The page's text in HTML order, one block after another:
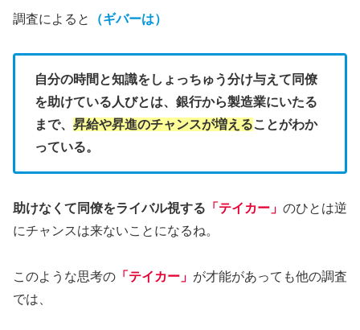
調査によると （ギバーは）
自分の時間と知識をしょっちゅう分け与えて同僚
を助けている人びとは、銀行から製造業にいたる
まで、 昇給や昇進のチャンスが増えることがわか
っている。
助けなくて同僚をライバル視する 「テイカー」 のひとは逆
にチャンスは来ないことになるね。
このような思考の 「テイカー」 が才能があっても他の調査
では、